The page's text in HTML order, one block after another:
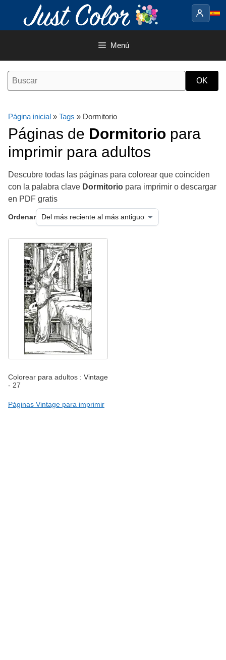
contenido
Menú
Página inicial » Tags » Dormitorio
Páginas de Dormitorio para
imprimir para adultos
Descubre todas las páginas para colorear que coinciden
con la palabra clave Dormitorio para imprimir o descargar
en PDF gratis
Ordenar
Colorear para adultos : Vintage
- 27
Páginas Vintage para imprimir